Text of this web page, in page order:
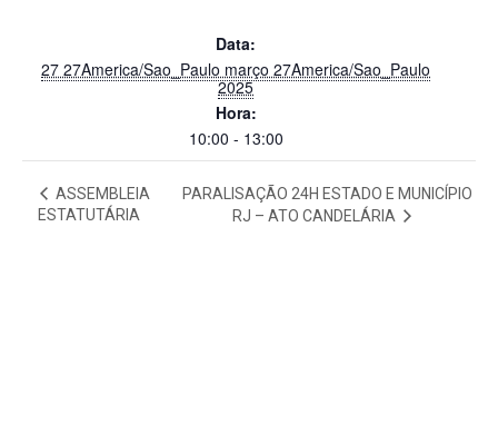
Data:
27 27America/Sao_Paulo março 27America/Sao_Paulo
2025
Hora:
10:00 - 13:00
ASSEMBLEIA
ESTATUTÁRIA
PARALISAÇÃO 24H ESTADO E MUNICÍPIO
RJ – ATO CANDELÁRIA